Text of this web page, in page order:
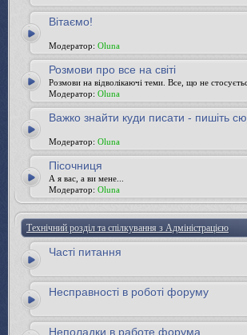
Вітаємо!
Модератор: Oluna
Розмови про все на світі
Розмови на відволікаючі теми. Все, що не
Модератор: Oluna
Важко знайти куди писати - пишіть
Модератор: Oluna
Пісочниця
А я вас, а ви мене...
Модератор: Oluna
Технічний розділ та спілкування з Адміністрацією
Часті питання
Несправності в роботі форуму
Неполадки в работе форума